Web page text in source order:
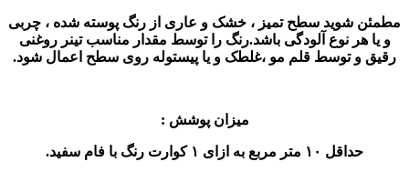
مطمئن شوید سطح تمیز ، خشک و عاری از رنگ پوسته شده ، چربی
و یا هر نوع آلودگی باشد.رنگ را توسط مقدار مناسب تینر روغنی
رقیق و توسط قلم مو ،غلطک و یا پیستوله روی سطح اعمال شود.
میزان پوشش :
حداقل ۱۰ متر مربع به ازای ۱ کوارت رنگ با فام سفید.